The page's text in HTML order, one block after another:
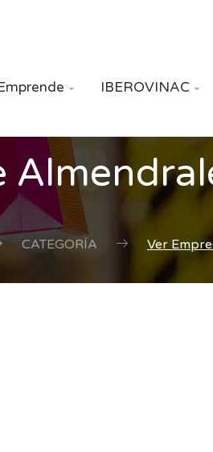
 IBEROVINAC 
CATEGORÍA Ver